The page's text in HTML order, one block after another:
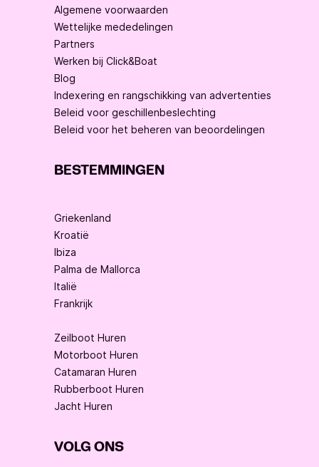
Algemene voorwaarden
Wettelijke mededelingen
Partners
Werken bij Click&Boat
Blog
Indexering en rangschikking van advertenties
Beleid voor geschillenbeslechting
Beleid voor het beheren van beoordelingen
BESTEMMINGEN
Griekenland
Kroatië
Ibiza
Palma de Mallorca
Italië
Frankrijk
Zeilboot Huren
Motorboot Huren
Catamaran Huren
Rubberboot Huren
Jacht Huren
VOLG ONS